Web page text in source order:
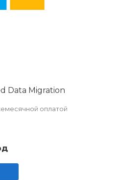
Data Migration
оплатой